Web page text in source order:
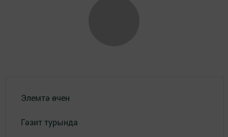
Элемтә өчен
Гәзит турында